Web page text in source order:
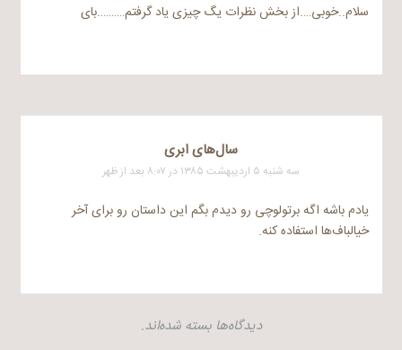
سلام..خوبی….از بخش نظرات یگ چیزی یاد گرفتم……….بای
سال‌های ابری
سه شنبه ۵ اردیبهشت ۱۳۸۵ در ۸:۰۷ بعد از ظهر
یادم باشه اگه برتولوچی رو دیدم بگم این داستان رو برای آخر
خیالباف‌ها استفاده کنه.
دیدگاه‌ها بسته شده‌اند.